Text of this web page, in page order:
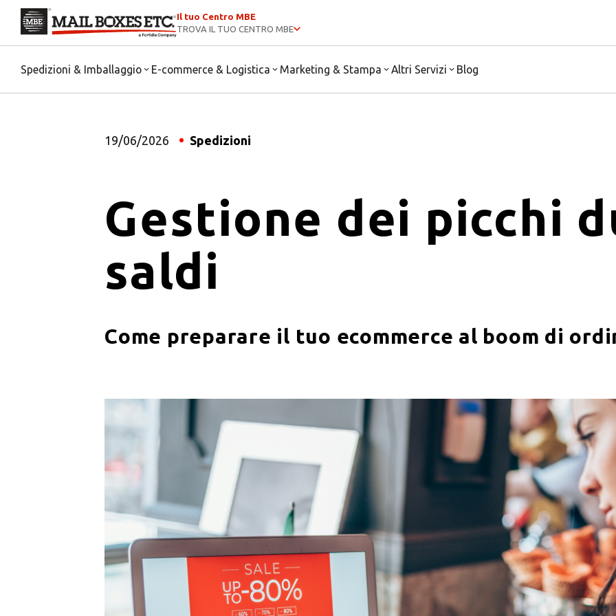
Il tuo Centro MBE
TROVA IL TUO CENTRO MBE
Spedizioni & Imballaggio E-commerce & Logistica Marketing & Stampa Altri Servizi Blog
19/06/2026 Spedizioni
Gestione dei picchi
saldi
Come preparare il tuo ecommerce al boom di